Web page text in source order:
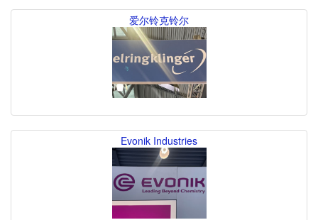
爱尔铃克铃尔
Evonik Industries